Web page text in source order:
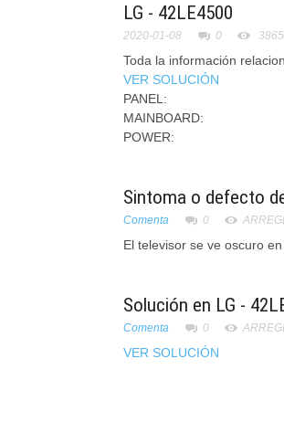
LG - 42LE4500
2020-01-08 0 3865
Toda la información
VER SOLUCIÓN
PANEL:
MAINBOARD:
POWER:
Sintoma o defecto
Comenta 0
El televisor se ve oscuro
Solución en LG -
Comenta 0
VER SOLUCIÓN